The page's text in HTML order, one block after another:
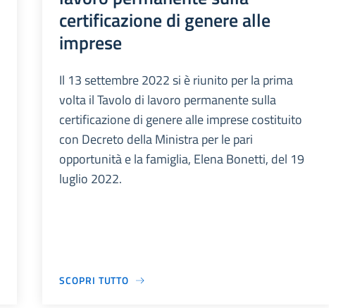
certificazione di genere alle
imprese
Il 13 settembre 2022 si è riunito per la prima
volta il Tavolo di lavoro permanente sulla
certificazione di genere alle imprese costituito
con Decreto della Ministra per le pari
opportunità e la famiglia, Elena Bonetti, del 19
luglio 2022.
SCOPRI TUTTO